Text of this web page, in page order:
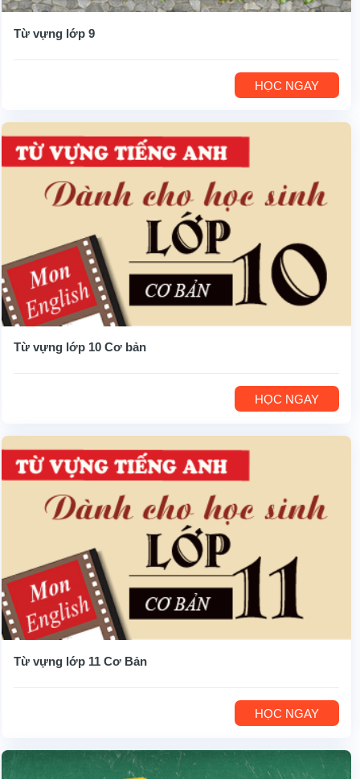
Từ vựng lớp 9
HỌC NGAY
Từ vựng lớp 10 Cơ bản
HỌC NGAY
Từ vựng lớp 11 Cơ Bản
HỌC NGAY